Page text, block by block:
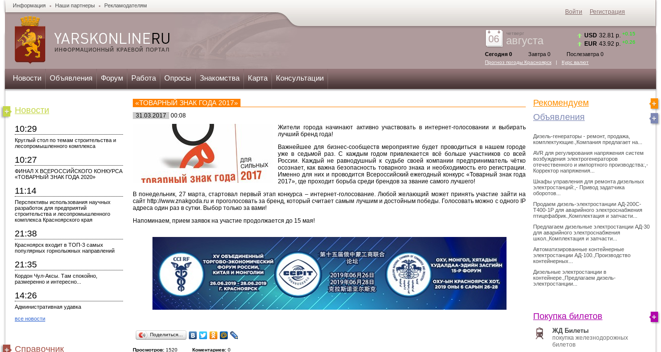
Информация Наши партнеры Рекламодателям
06
четверг
августа
Сегодня 0 Завтра 0 Послезавтра 0
Прогноз погоды Красноярск | Курс валют
USD 32.81 р. +0.15
EUR 43.92 р. +0.26
Новости Объявления Форум Работа Опросы Знакомства Карта Консультации
Новости
10:29
Круглый стол по темам строительства и
лесопромышленного комплекса
10:27
ФИНАЛ X ВСЕРОССИЙСКОГО КОНКУРСА
«ТОВАРНЫЙ ЗНАК ГОДА 2020»
11:14
Перспективы использования научных
разработок для предприятий
строительства и лесопромышленного
комплекса Красноярского края
21:38
Красноярск входит в ТОП-3 самых
популярных горнолыжных направлений
21:35
Кордон Чул-Аксы. Там спокойно,
размеренно и интересно...
14:26
Административная удавка
все новости
Справочник
«ТОВАРНЫЙ ЗНАК ГОДА 2017»
31.03.2017
00:08
Жители города начинают активно участвовать в интернет-голосовании и выбирать
лучший бренд года!
Важнейшее для бизнес-сообществ мероприятие будет проводиться в нашем городе
уже в седьмой раз. С каждым годом привлекается всё больше участников со всей
России. Каждый не равнодушный к судьбе своей компании предприниматель чётко
осознает, как важна безопасность товарного знака и необходимость его регистрации.
Именно для них и проводится Всероссийский ежегодный конкурс «Товарный знак года
2017», где проходит борьба среди брендов за звание самого лучшего!
В понедельник, 27 марта, стартовал первый этап конкурса – интернет-голосование. Любой желающий может принять участие зайти на
сайт http://www.znakgoda.ru и проголосовать за бренд, который считает самым лучшим и достойным победы. Голосовать можно с одного IP
адреса один раз в сутки. Выбор только за вами!
Напоминаем, прием заявок на участие продолжается до 15 мая!
Поделиться…
Просмотров: 1520 Коментариев: 0
Рекомендуем
Объявления
Дизель-генераторы - ремонт, продажа,
комплектующие.,Компания предлагает на...
AVR для регулирования напряжения систем
возбуждения электрогенераторов
отечественного и импортного производства:,-
Корректор напряжения...
Шкафы управления для ремонта дизельных
электростанций:,- Привод задатчика
оборотов...
Продаем дизель-электростанции АД-200С-
Т400-1Р для аварийного электроснабжения
птицефабрик.,Комплектация и запчасти...
Предлагаем дизельные электростанции АД-30
для аварийного электроснабжения
школ.,Комплектация и запчасти...
Автоматизированные контейнерные
электростанции АД-100.,Производство
контейнерных...
Дизельные электростанции в
контейнере.,Предлагаем дизель-
электростанции...
Покупка билетов
ЖД Билеты
покупка железнодорожных
билетов
Войти Регистрация